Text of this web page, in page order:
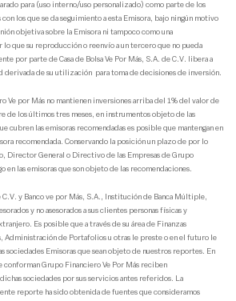
para (uso interno/uso personalizado) como parte de los
los que se da seguimiento a esta Emisora, bajo ningún motivo
objetiva sobre la Emisora ni tampoco como una
lo que su reproducción o reenvío a un tercero que no pueda
por parte de Casa de Bolsa Ve Por Más, S.A. de C.V. libera a
derivada de su utilización para toma de decisiones de inversión.
Ve por Más no mantienen inversiones arriba del 1% del valor de
de los últimos tres meses, en instrumentos objeto de las
cubren las emisoras recomendadas es posible que mantengan en
recomendada. Conservando la posición un plazo de por lo
Director General o Directivo de las Empresas de Grupo
en las emisoras que son objeto de las recomendaciones.
C.V. y Banco ve por Más, S.A., Institución de Banca Múltiple,
y no asesorados a sus clientes personas físicas y
Es posible que a través de su área de Finanzas
Administración de Portafolios u otras le preste o en el futuro le
sociedades Emisoras que sean objeto de nuestros reportes. En
conforman Grupo Financiero Ve Por Más reciben
sociedades por sus servicios antes referidos. La
reporte ha sido obtenida de fuentes que consideramos